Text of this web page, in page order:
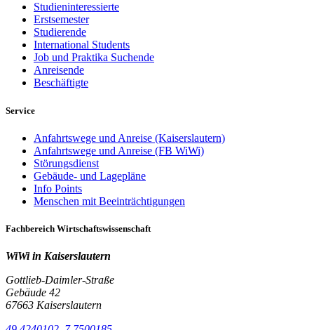
Studieninteressierte
Erstsemester
Studierende
International Students
Job und Praktika Suchende
Anreisende
Beschäftigte
Service
Anfahrtswege und Anreise (Kaiserslautern)
Anfahrtswege und Anreise (FB WiWi)
Störungsdienst
Gebäude- und Lagepläne
Info Points
Menschen mit Beeinträchtigungen
Fachbereich Wirtschaftswissenschaft
WiWi in Kaiserslautern
Gottlieb-Daimler-Straße
Gebäude 42
67663 Kaiserslautern